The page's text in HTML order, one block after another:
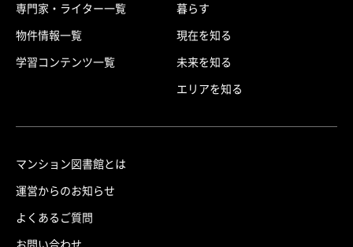
専門家・ライター一覧
物件情報一覧
学習コンテンツ一覧
暮らす
現在を知る
未来を知る
エリアを知る
マンション図書館とは
運営からのお知らせ
よくあるご質問